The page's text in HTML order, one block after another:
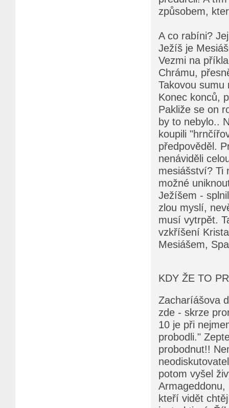
způsobem,
A co rabíni?
Ježíš je
Vezmi na
Chrámu,
Takovou sumu
Konec konců,
Pakliže se on
by to nebylo..
koupili
předpověděl.
nenáviděli
mesiášství? Ti
možné
Ježíšem -
zlou myslí,
musí vytrpět.
vzkříšení
Mesiášem,
KDY ŽE TO
Zacharíášova
zde - skrze
10 je při
probodli."
probodnut!!
potom vyšel
Armageddonu,
kteří vidět